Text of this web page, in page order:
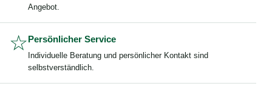
Angebot.
☆Persönlicher Service
Individuelle Beratung und persönlicher Kontakt sind
selbstverständlich.